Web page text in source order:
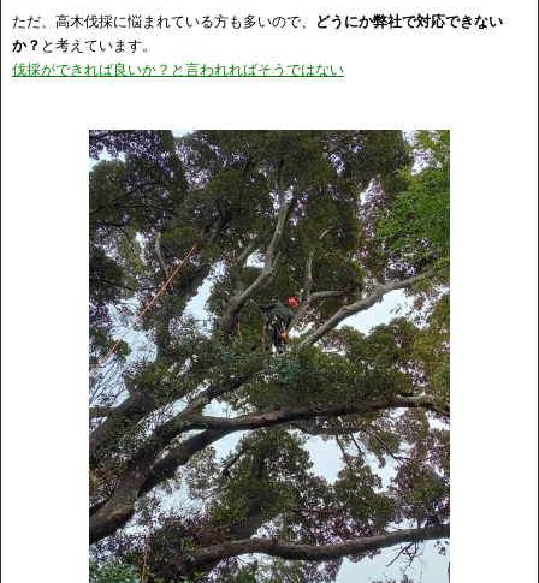
ただ、高木伐採に悩まれている方も多いので、
どうにか弊社で対応できない
か？ と考えています。
伐採ができれば良いか？と言われればそうではない